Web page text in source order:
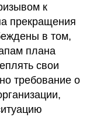
к
прекращения
в том,
плана
свои
требование о